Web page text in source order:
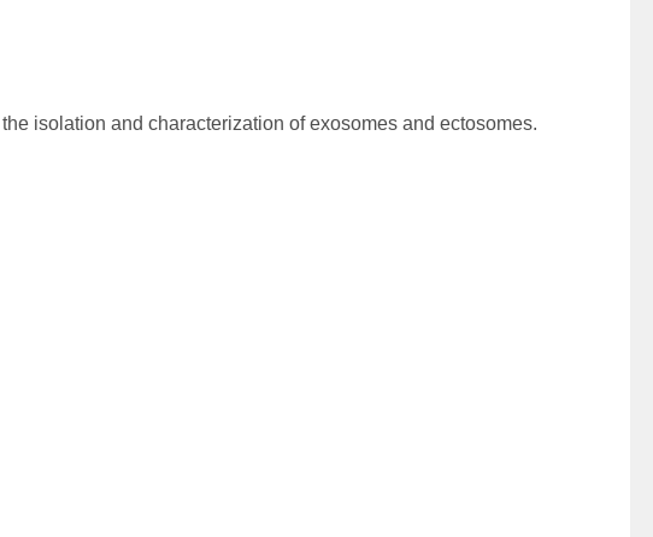
isolation and characterization of exosomes and ectosomes.